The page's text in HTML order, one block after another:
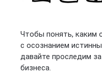
Чтобы понять, каким
с осознанием
давайте проследим
бизнеса.